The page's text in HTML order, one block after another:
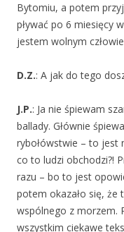
Bytomiu, a potem
pływać po 6 miesięcy
jestem wolnym
D.Z.: A jak do tego
J.P.: Ja nie śpiewam
ballady. Głównie
rybołówstwie – to jest
co to ludzi obchodzi?!
razu – bo to jest
potem okazało się, że
wspólnego z morzem.
wszystkim ciekawe